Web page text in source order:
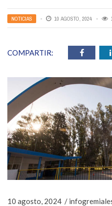
NOTICIAS 10 AGOSTO, 2024
COMPARTIR:
10 agosto, 2024 /